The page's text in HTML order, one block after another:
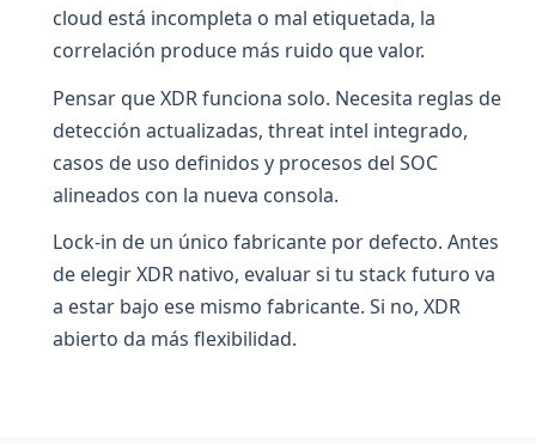
cloud está incompleta o mal etiquetada, la
correlación produce más ruido que valor.
Pensar que XDR funciona solo. Necesita reglas de
detección actualizadas, threat intel integrado,
casos de uso definidos y procesos del SOC
alineados con la nueva consola.
Lock-in de un único fabricante por defecto. Antes
de elegir XDR nativo, evaluar si tu stack futuro va
a estar bajo ese mismo fabricante. Si no, XDR
abierto da más flexibilidad.